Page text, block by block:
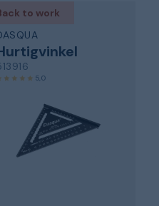
to work
5,0